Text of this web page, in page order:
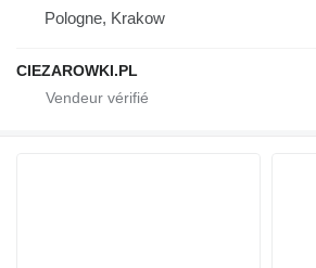
Pologne, Krakow
CIEZAROWKI.PL